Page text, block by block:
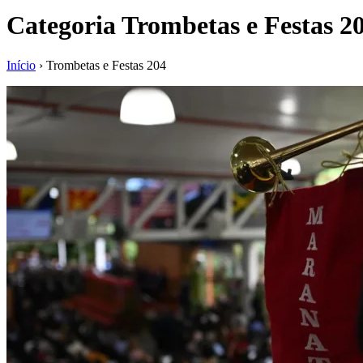
CategoriaTrombetas e Festas
Início › Trombetas e Festas 204